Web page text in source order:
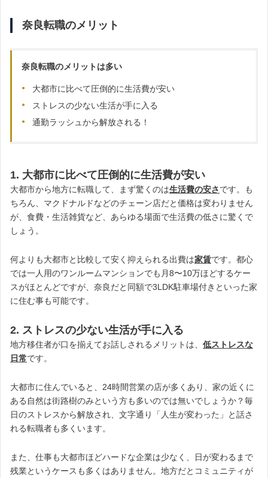
奈良転職のメリット
奈良転職のメリットは多い
大都市に比べて圧倒的に生活費が安い
ストレスの少ない生活が手に入る
通勤ラッシュから解放される！
1. 大都市に比べて圧倒的に生活費が安い
大都市から地方に転職して、まず驚くのは生活費の安さです。も
ちろん、マクドナルドなどのチェーン店だと価格は変わりません
が、食費・生活雑貨など、あらゆる場面で生活費の低さに驚くで
しょう。
何よりも大都市と比較して安く抑えられる出費は家賃です。都心
では一人用のワンルームマンションでも月8〜10万ほどするケー
スがほとんどですが、奈良だと同額で3LDK駐車場付きといった家
に住む事も可能です。
2. ストレスの少ない生活が手に入る
地方移住者が口を揃えてお話しされるメリットは、 低ストレスな
日常です。
大都市に住んでいると、24時間営業の店が多くあり、家の近くに
ある自然は街路樹のみという方も多いのでは無いでしょうか？毎
日のストレスから解放され、文字通り「人生が変わった」と話さ
れる転職者も多くいます。
また、仕事も大都市ほどハードな企業は少なく、日が変わるまで
残業というケースも多くはありません。地方だとコミュニティが